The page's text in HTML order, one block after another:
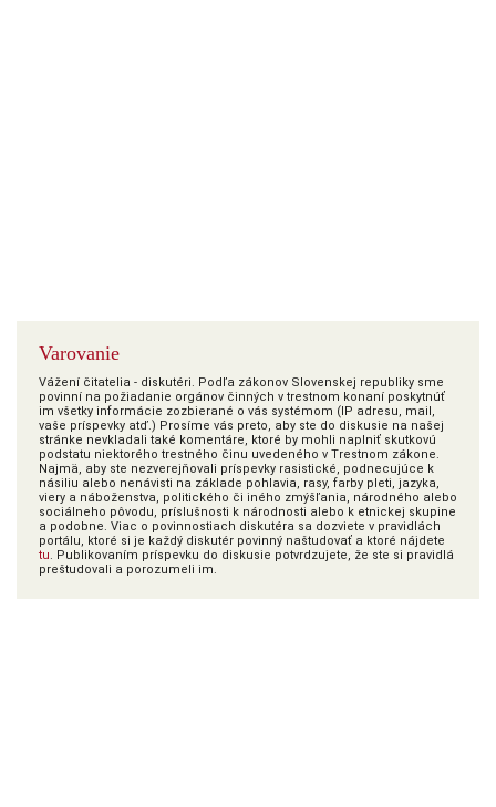
Varovanie
Vážení čitatelia - diskutéri. Podľa zákonov Slovenskej republiky sme
povinní na požiadanie orgánov činných v trestnom konaní poskytnúť
im všetky informácie zozbierané o vás systémom (IP adresu, mail,
vaše príspevky atď.) Prosíme vás preto, aby ste do diskusie na našej
stránke nevkladali také komentáre, ktoré by mohli naplniť skutkovú
podstatu niektorého trestného činu uvedeného v Trestnom zákone.
Najmä, aby ste nezverejňovali príspevky rasistické, podnecujúce k
násiliu alebo nenávisti na základe pohlavia, rasy, farby pleti, jazyka,
viery a náboženstva, politického či iného zmýšľania, národného alebo
sociálneho pôvodu, príslušnosti k národnosti alebo k etnickej skupine
a podobne. Viac o povinnostiach diskutéra sa dozviete v pravidlách
portálu, ktoré si je každý diskutér povinný naštudovať a ktoré nájdete
tu. Publikovaním príspevku do diskusie potvrdzujete, že ste si pravidlá
preštudovali a porozumeli im.